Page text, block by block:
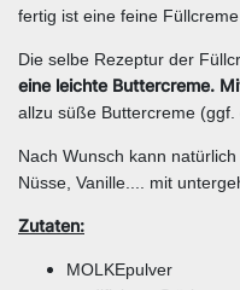
fertig ist eine feine Füllcreme
Die selbe Rezeptur der
eine leichte Buttercreme.
allzu süße Buttercreme
Nach Wunsch kann
Nüsse, Vanille.... mit
Zutaten:
MOLKEpulver